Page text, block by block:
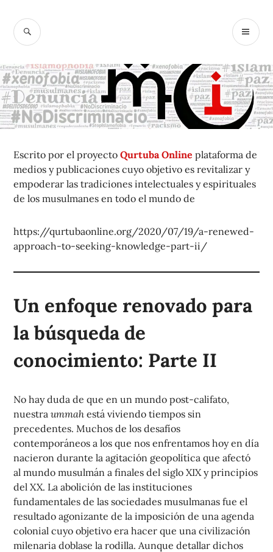
contenido
BUSCAR
Escrito por el proyectoQurtuba Online plataforma de
medios y publicaciones cuyo objetivo es revitalizar y
empoderar las tradiciones intelectuales y espirituales
de los musulmanes en todo el mundo de
https://qurtubaonline.org/2020/07/19/a-renewed-
approach-to-seeking-knowledge-part-ii/
Un enfoque renovado para
la búsqueda de
conocimiento: Parte II
No hay duda de que en un mundo post-califato,
nuestraummah está viviendo tiempos sin
precedentes. Muchos de los desafíos
contemporáneos a los que nos enfrentamos hoy en día
nacieron durante la agitación geopolítica que afectó
al mundo musulmán a finales del siglo XIX y principios
del XX. La abolición de las instituciones
fundamentales de las sociedades musulmanas fue el
resultado agonizante de la imposición de una agenda
colonial cuyo objetivo era hacer que una civilización
milenaria doblase la rodilla. Aunque detallar dichos